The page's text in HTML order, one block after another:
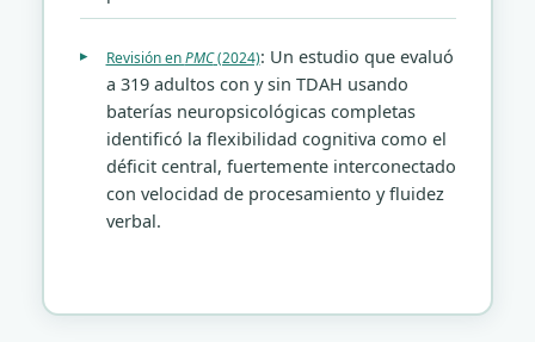
Revisión enPMC(2024): Un estudio que evaluó
a 319 adultos con y sin TDAH usando
baterías neuropsicológicas completas
identificó la flexibilidad cognitiva como el
déficit central, fuertemente interconectado
con velocidad de procesamiento y fluidez
verbal.